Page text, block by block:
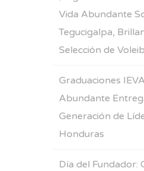
Vida Abundante
Tegucigalpa,
Selección de
Graduaciones
Abundante
Generación de
Honduras
Día del Fundador: